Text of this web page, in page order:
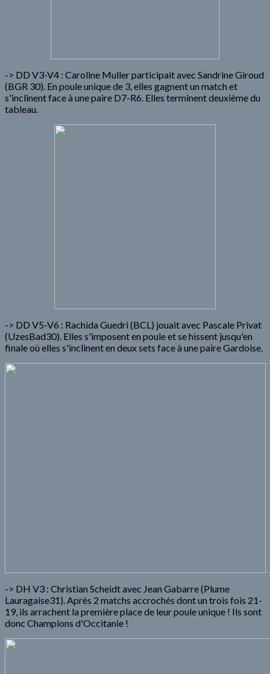
-> DD V3-V4 : Caroline Muller participait avec Sandrine Giroud
(BGR 30). En poule unique de 3, elles gagnent un match et
s'inclinent face à une paire D7-R6. Elles terminent deuxième du
tableau.
-> DD V5-V6 : Rachida Guedri (BCL) jouait avec Pascale Privat
(UzesBad30). Elles s'imposent en poule et se hissent jusqu'en
finale où elles s'inclinent en deux sets face à une paire Gardoise.
-> DH V3 : Christian Scheidt avec Jean Gabarre (Plume
Lauragaise31). Après 2 matchs accrochés dont un trois fois 21-
19, ils arrachent la première place de leur poule unique ! Ils sont
donc Champions d'Occitanie !